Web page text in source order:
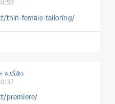
thin-female-tailoring/
دهکده
premiere/